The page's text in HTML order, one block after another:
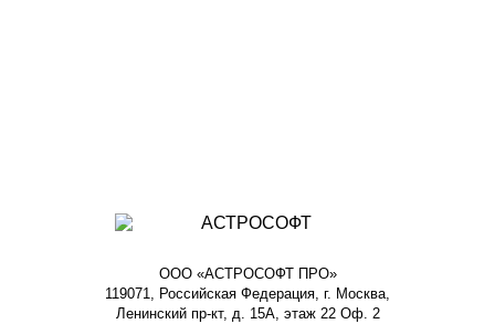
ООО «АСТРОСОФТ ПРО»
119071, Российская Федерация, г. Москва,
Ленинский пр-кт, д. 15А, этаж 22 Оф. 2